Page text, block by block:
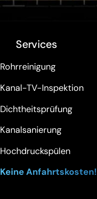
Services
Rohrreinigung
Kanal-TV-Inspektion
Dichtheitsprüfung
Kanalsanierung
Hochdruckspülen
Keine Anfahrtskosten!